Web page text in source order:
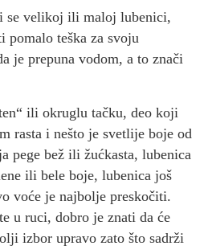
se velikoj ili maloj lubenici,
pomalo teška za svoju
je prepuna vodom, a to znači
ili okruglu tačku, deo koji
rasta i nešto je svetlije boje od
pege bež ili žućkasta, lubenica
ili bele boje, lubenica još
voće je najbolje preskočiti.
u ruci, dobro je znati da će
izbor upravo zato što sadrži